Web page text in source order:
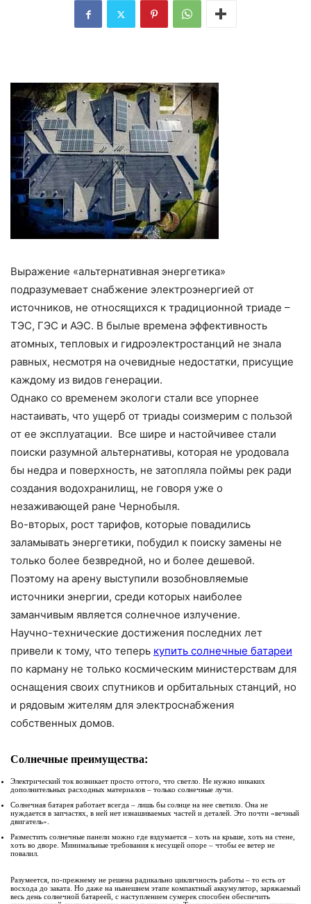
Выражение «альтернативная энергетика»
подразумевает снабжение электроэнергией от
источников, не относящихся к традиционной триаде –
ТЭС, ГЭС и АЭС. В былые времена эффективность
атомных, тепловых и гидроэлектростанций не знала
равных, несмотря на очевидные недостатки, присущие
каждому из видов генерации.
Однако со временем экологи стали все упорнее
настаивать, что ущерб от триады соизмерим с пользой
от ее эксплуатации. Все шире и настойчивее стали
поиски разумной альтернативы, которая не уродовала
бы недра и поверхность, не затопляла поймы рек ради
создания водохранилищ, не говоря уже о
незаживающей ране Чернобыля.
Во-вторых, рост тарифов, которые повадились
заламывать энергетики, побудил к поиску замены не
только более безвредной, но и более дешевой.
Поэтому на арену выступили возобновляемые
источники энергии, среди которых наиболее
заманчивым является солнечное излучение.
Научно-технические достижения последних лет
привели к тому, что теперь купить солнечные батареи
по карману не только космическим министерствам для
оснащения своих спутников и орбитальных станций, но
и рядовым жителям для электроснабжения
собственных домов.
Солнечные преимущества:
Электрический ток возникает просто оттого, что светло. Не нужно никаких
дополнительных расходных материалов – только солнечные лучи.
Солнечная батарея работает всегда – лишь бы солнце на нее светило. Она не
нуждается в запчастях, в ней нет изнашиваемых частей и деталей. Это почти «вечный
двигатель».
Разместить солнечные панели можно где вздумается – хоть на крыше, хоть на стене,
хоть во дворе. Минимальные требования к несущей опоре – чтобы ее ветер не
повалил.
Разумеется, по-прежнему не решена радикально цикличность работы – то есть от
восхода до заката. Но даже на нынешнем этапе компактный аккумулятор, заряжаемый
весь день солнечной батареей, с наступлением сумерек способен обеспечить